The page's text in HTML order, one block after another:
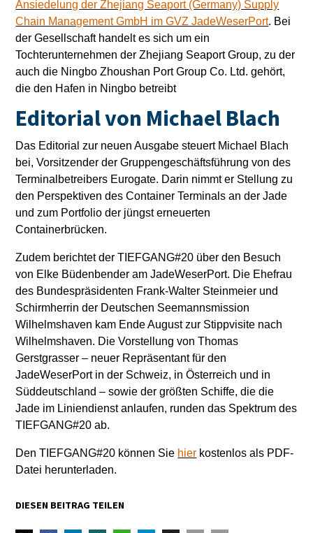
Ansiedelung der Zhejiang Seaport (Germany) Supply
Chain Management GmbH im GVZ JadeWeserPort. Bei
der Gesellschaft handelt es sich um ein
Tochterunternehmen der Zhejiang Seaport Group, zu der
auch die Ningbo Zhoushan Port Group Co. Ltd. gehört,
die den Hafen in Ningbo betreibt
Editorial von Michael Blach
Das Editorial zur neuen Ausgabe steuert Michael Blach
bei, Vorsitzender der Gruppengeschäftsführung von des
Terminalbetreibers Eurogate. Darin nimmt er Stellung zu
den Perspektiven des Container Terminals an der Jade
und zum Portfolio der jüngst erneuerten
Containerbrücken.
Zudem berichtet der TIEFGANG#20 über den Besuch
von Elke Büdenbender am JadeWeserPort. Die Ehefrau
des Bundespräsidenten Frank-Walter Steinmeier und
Schirmherrin der Deutschen Seemannsmission
Wilhelmshaven kam Ende August zur Stippvisite nach
Wilhelmshaven. Die Vorstellung von Thomas
Gerstgrasser – neuer Repräsentant für den
JadeWeserPort in der Schweiz, in Österreich und in
Süddeutschland – sowie der größten Schiffe, die die
Jade im Liniendienst anlaufen, runden das Spektrum des
TIEFGANG#20 ab.
Den TIEFGANG#20 können Sie hier kostenlos als PDF-
Datei herunterladen.
DIESEN BEITRAG TEILEN